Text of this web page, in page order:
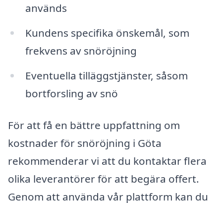
används
Kundens specifika önskemål, som
frekvens av snöröjning
Eventuella tilläggstjänster, såsom
bortforsling av snö
För att få en bättre uppfattning om
kostnader för snöröjning i Göta
rekommenderar vi att du kontaktar flera
olika leverantörer för att begära offert.
Genom att använda vår plattform kan du